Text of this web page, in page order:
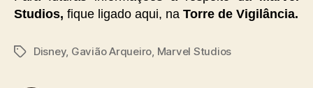
Studios, fique ligado aqui, na Torre de Vigilância.
TagsDisney, Gavião Arqueiro, Marvel Studios